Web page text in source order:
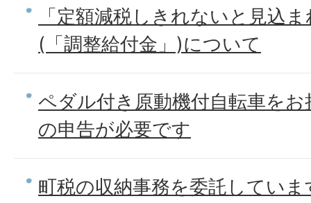
「定額減税しきれないと見込
(「調整給付金」)について
ペダル付き原動機付自転車を
の申告が必要です
町税の収納事務を委託していま